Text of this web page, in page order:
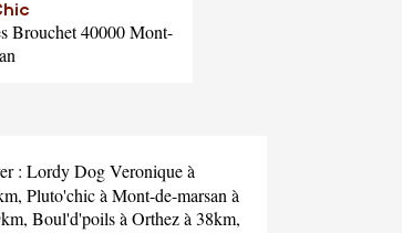
Brouchet 40000 Mont-
: Lordy Dog Veroniqueà
Pluto'chicà Mont-de-marsan à
Boul'd'poilsà Orthez à 38km,